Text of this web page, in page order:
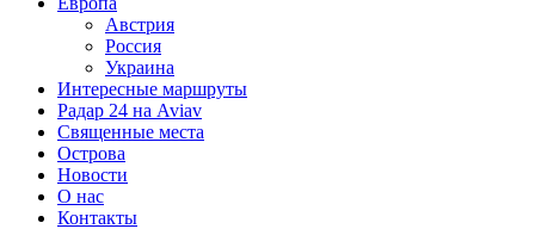
Австрия
Россия
Украина
Интересные маршруты
Радар 24 на Aviav
Священные места
Острова
Новости
О нас
Контакты